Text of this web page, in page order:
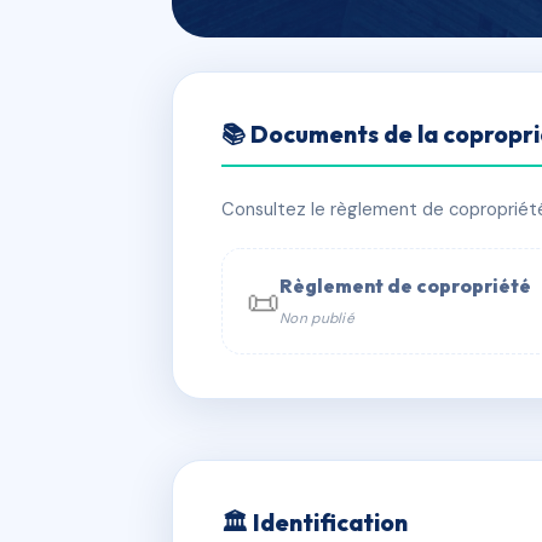
6 AVENUE DU
📍 6 AVENUE DU GENERAL
📞 Contacter Syndic Digital
📚 Documents de la
Consultez le règlement de
📜Règlement de copropriété
Non publié
🏛 Identification